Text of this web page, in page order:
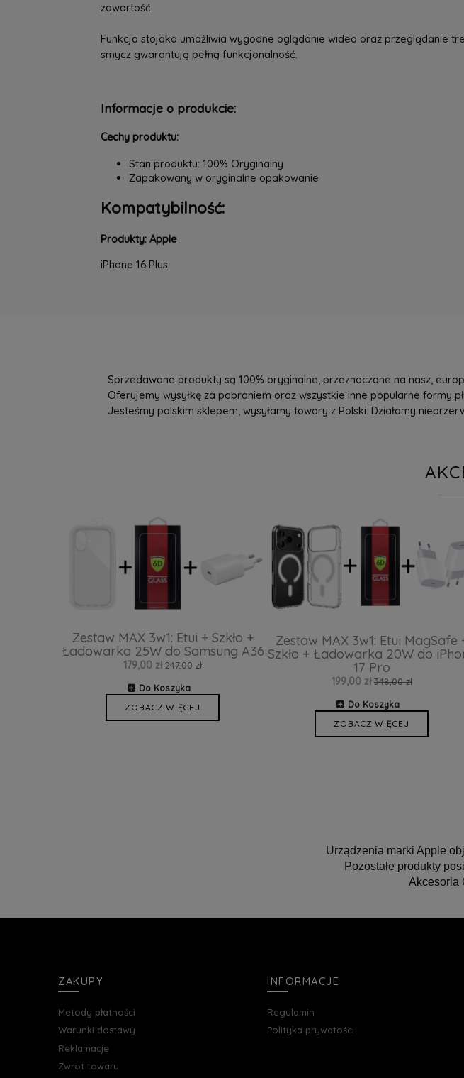
zawartość.
Funkcja stojaka umożliwia wygodne oglądanie wideo oraz przeglądanie
smycz gwarantują pełną funkcjonalność.
Informacje o produkcie:
Cechy produktu:
Stan produktu: 100% Oryginalny
Zapakowany w oryginalne opakowanie
Kompatybilność:
Produkty: Apple
iPhone 16 Plus
Sprzedawane produkty są 100% oryginalne, przeznaczone na nasz,
Oferujemy wysyłkę za pobraniem oraz wszystkie inne popularne formy
Jesteśmy polskim sklepem, wysyłamy towary z Polski. Działamy
Zestaw MAX 3w1: Etui + Szkło +
Ładowarka 25W do Samsung A36
179,00 zł 247,00 zł
Do Koszyka
ZOBACZ WIĘCEJ
Zestaw MAX 3w1: Etui MagSafe
Szkło + Ładowarka 20W do
17 Pro
199,00 zł 348,00 zł
Do Koszyka
ZOBACZ WIĘCEJ
Urządzenia marki Apple
Pozostałe produkty
Akcesoria
ZAKUPY
Metody płatności
Warunki dostawy
Reklamacje
Zwrot towaru
INFORMACJE
Regulamin
Polityka prywatości